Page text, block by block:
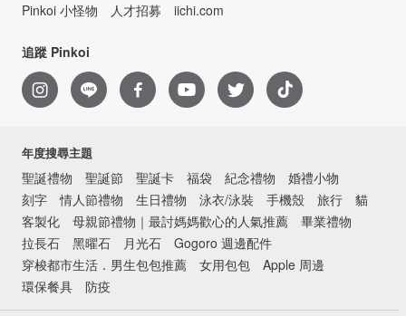
Pinkoi 小怪物
人才招募 iichi.com
追蹤 Pinkoi
年度搜尋主題
聖誕禮物 聖誕節 聖誕卡 福袋 紀念禮物
婚禮小物
刻字
情人節禮物 生日禮物 泳衣/泳裝 手機殼 旅行
貓
客製化
母親節禮物｜最討媽媽歡心的人氣推薦
畢業禮物
拉長石
黑曜石 月光石
Gogoro 週邊配件
穿梭都市生活．男生包包推薦
女用包包
Apple 周邊
環保餐具
防疫